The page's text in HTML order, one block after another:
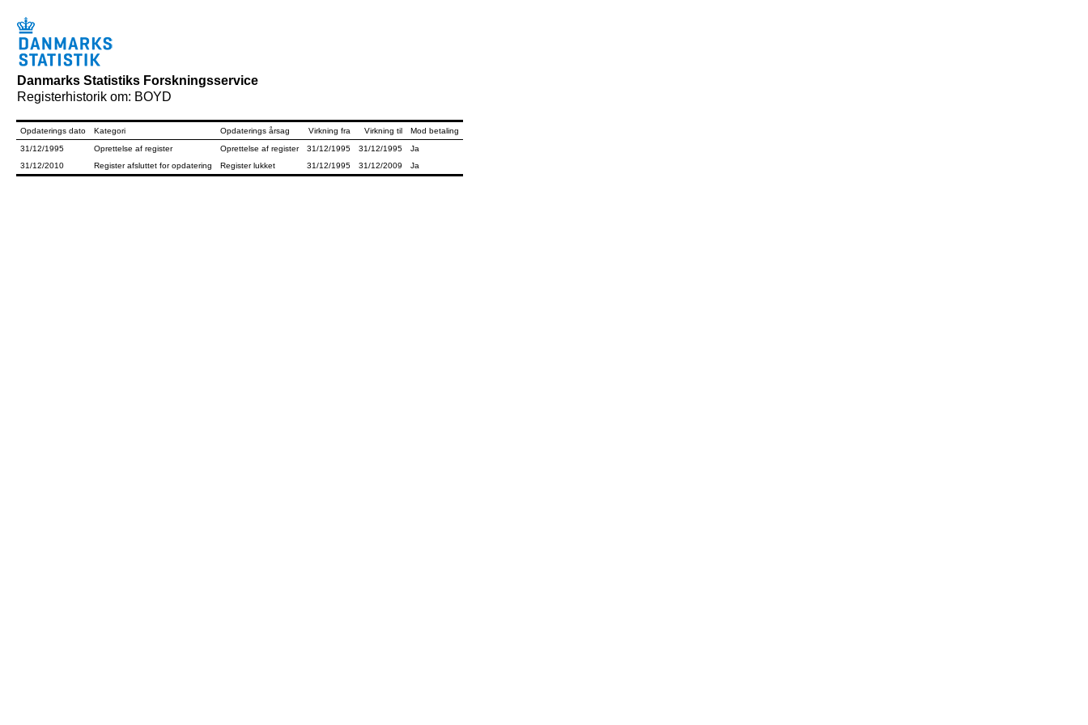
Danmarks Statistiks Forskningsservice
Registerhistorik om: BOYD
Opdaterings dato Kategori Opdaterings årsag Virkning fra Virkning til
Mod betaling
31/12/1995
Oprettelse af register Oprettelse af register 31/12/1995 31/12/1995
Ja
31/12/2010
Register afsluttet for opdatering Register lukket 31/12/1995 31/12/2009 Ja